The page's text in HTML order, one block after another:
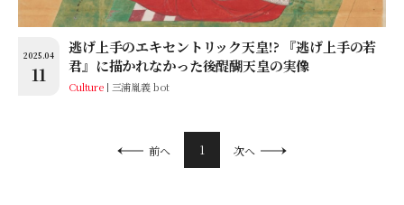
2025.04
11
逃げ上手のエキセントリック天皇!? 『逃げ上手の若
君』に描かれなかった後醍醐天皇の実像
Culture 三浦胤義 bot
前へ 1 次へ